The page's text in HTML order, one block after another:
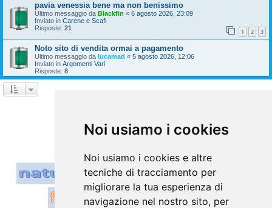
Noi usiamo i cookies
Noi usiamo i cookies e altre
tecniche di tracciamento per
migliorare la tua esperienza di
navigazione nel nostro sito, per
pavia venessia bene ma non benissimo
Ultimo messaggio da Blackfin « 6 agosto 2026, 23:09
Inviato in Carene e Scafi
Risposte: 21 1 2 3
Noto sito di vendita ormai a pagamento
Ultimo messaggio da lucamad « 5 agosto 2026, 12:06
Inviato in Argomenti Vari
Risposte: 8